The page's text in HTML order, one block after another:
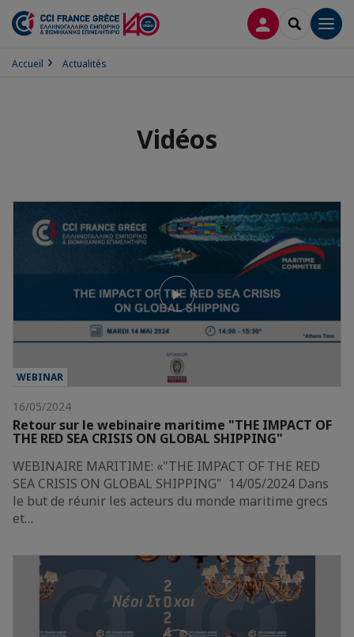
CONNEXION
Accueil Actualités
Vidéos
WEBINAR
16/05/2024
Retour sur le webinaire maritime "THE IMPACT OF
THE RED SEA CRISIS ON GLOBAL SHIPPING"
WEBINAIRE MARITIME: «"THE IMPACT OF THE RED
SEA CRISIS ON GLOBAL SHIPPING" 14/05/2024 Dans
le but de réunir les acteurs du monde maritime grecs
et…